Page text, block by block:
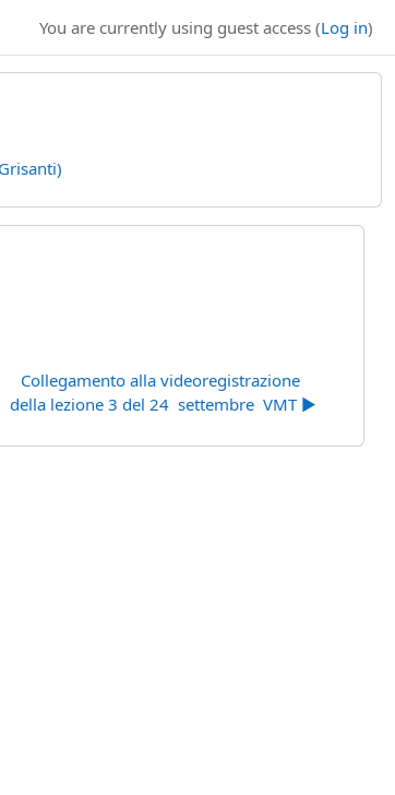
You are currently using guest access (Log in)
Collegamento alla videoregistrazione
della lezione 3 del 24  settembre  VMT ▶︎